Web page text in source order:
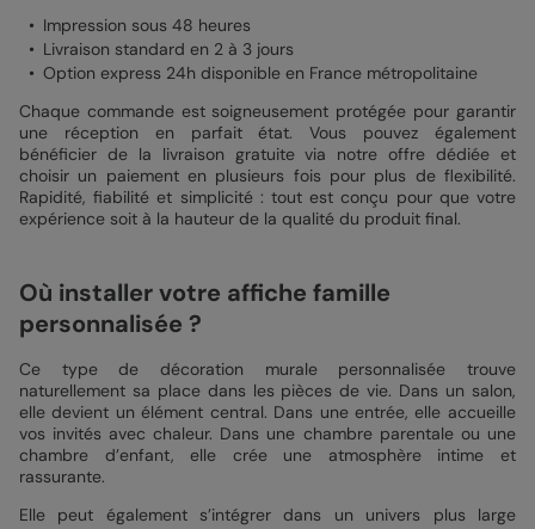
Impression sous 48 heures
Livraison standard en 2 à 3 jours
Option express 24h disponible en France métropolitaine
Chaque commande est soigneusement protégée pour garantir
une réception en parfait état. Vous pouvez également
bénéficier de la livraison gratuite via notre offre dédiée et
choisir un paiement en plusieurs fois pour plus de flexibilité.
Rapidité, fiabilité et simplicité : tout est conçu pour que votre
expérience soit à la hauteur de la qualité du produit final.
Où installer votre affiche famille
personnalisée ?
Ce type de décoration murale personnalisée trouve
naturellement sa place dans les pièces de vie. Dans un salon,
elle devient un élément central. Dans une entrée, elle accueille
vos invités avec chaleur. Dans une chambre parentale ou une
chambre d’enfant, elle crée une atmosphère intime et
rassurante.
Elle peut également s’intégrer dans un univers plus large